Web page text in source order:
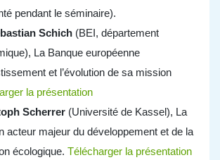
pendant le séminaire).
Schich(BEI, département
La Banque européenne
et l’évolution de sa mission
la présentation
Scherrer(Université de Kassel), La
acteur majeur du développement et de la
écologique. Télécharger la présentation